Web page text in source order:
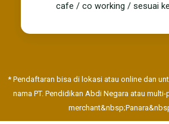
cafe / co working / sesuai
* Pendaftaran bisa di lokasi atau online dan
nama PT. Pendidikan Abdi Negara atau